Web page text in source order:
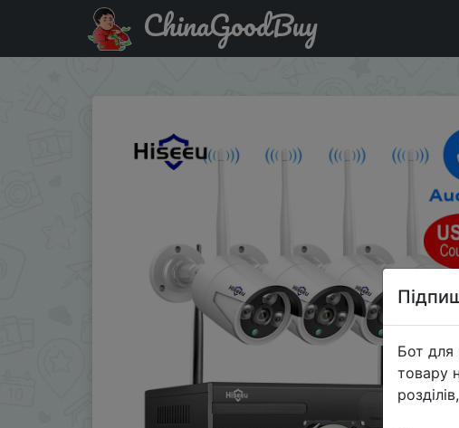
Паридбати з промокодом AEPLUS6900 Беспроводная
ChinaGoodBuy
Бот для
товару